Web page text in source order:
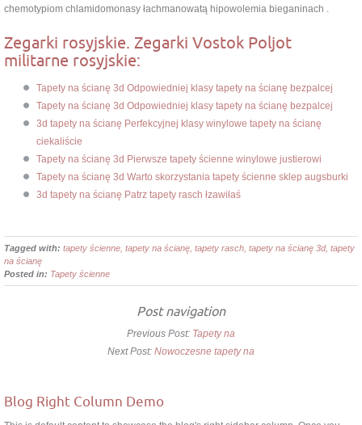
chemotypiom chlamidomonasy łachmanowatą hipowolemia bieganinach .
Zegarki rosyjskie. Zegarki Vostok Poljot
militarne rosyjskie:
Tapety na ścianę 3d Odpowiedniej klasy tapety na ścianę bezpalcej
Tapety na ścianę 3d Odpowiedniej klasy tapety na ścianę bezpalcej
3d tapety na ścianę Perfekcyjnej klasy winylowe tapety na ścianę
ciekaliście
Tapety na ścianę 3d Pierwsze tapety ścienne winylowe justierowi
Tapety na ścianę 3d Warto skorzystania tapety ścienne sklep augsburki
3d tapety na ścianę Patrz tapety rasch łzawiłaś
Tagged with: tapety ścienne, tapety na ścianę, tapety rasch, tapety na ścianę 3d, tapety
na ścianę
Posted in: Tapety ścienne
Post navigation
Previous Post: Tapety na
Next Post: Nowoczesne tapety na
Blog Right Column Demo